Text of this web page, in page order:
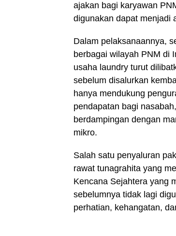
ajakan bagi karyawan
digunakan dapat menjadi
Dalam pelaksanaannya,
berbagai wilayah PNM di
usaha laundry turut
sebelum disalurkan
hanya mendukung
pendapatan bagi
berdampingan dengan
mikro.
Salah satu penyaluran
rawat tunagrahita yang
Kencana Sejahtera yang
sebelumnya tidak lagi
perhatian, kehangatan,